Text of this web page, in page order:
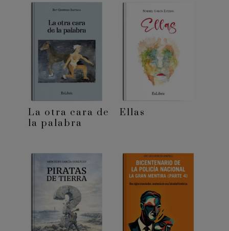
La otra cara de
la palabra
Ellas